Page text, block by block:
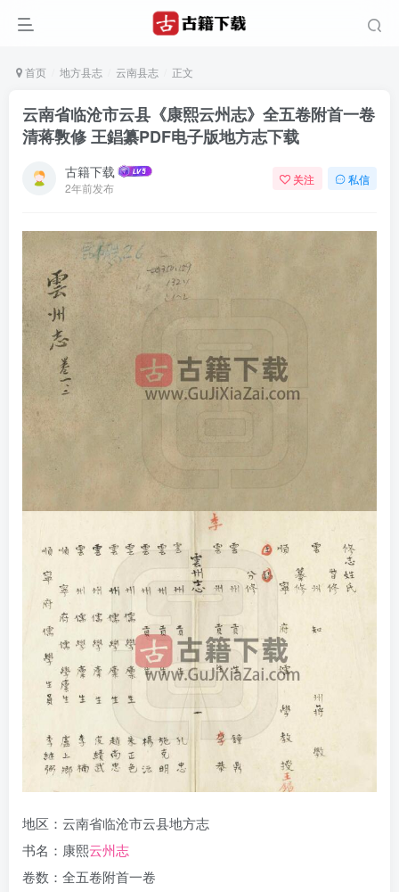
首页 地方县志 云南县志 正文
云南省临沧市云县《康熙云州志》全五卷附首一卷
清蒋斆修 王錩纂PDF电子版地方志下载
古籍下载
2年前发布
关注 私信
地区：云南省临沧市云县地方志
书名：康熙云州志
卷数：全五卷附首一卷